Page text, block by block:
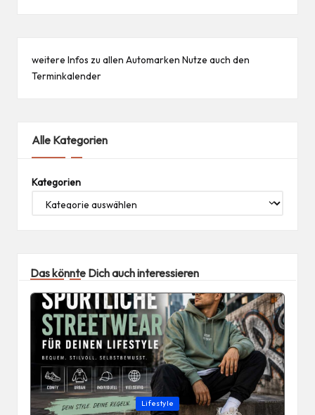
weitere Infos zu allen Automarken Nutze auch den
Terminkalender
Alle Kategorien
Kategorien
Das könnte Dich auch interessieren
Posted
Lifestyle